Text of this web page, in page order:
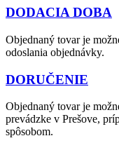
DODACIA DOBA
Objednaný tovar je
odoslania objednávky.
DORUČENIE
Objednaný tovar je
prevádzke v Prešove,
spôsobom.